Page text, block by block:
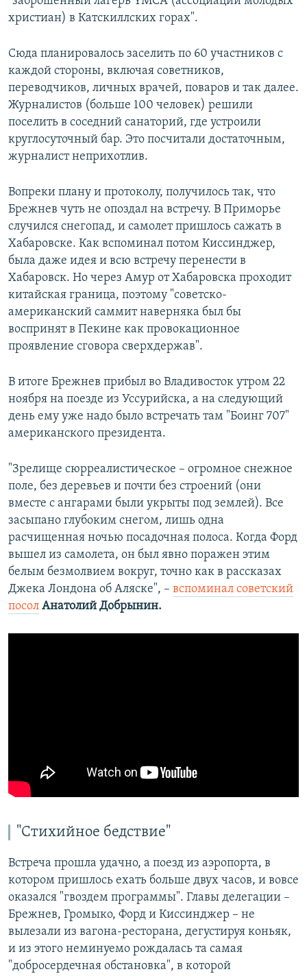
христиан) в Катскиллских горах".
Сюда планировалось заселить по 60 участников с
каждой стороны, включая советников,
переводчиков, личных врачей, поваров и так далее.
Журналистов (больше 100 человек) решили
поселить в соседний санаторий, где устроили
круглосуточный бар. Это посчитали достаточным,
журналист неприхотлив.
Вопреки плану и протоколу, получилось так, что
Брежнев чуть не опоздал на встречу. В Приморье
случился снегопад, и самолет пришлось сажать в
Хабаровске. Как вспоминал потом Киссинджер,
была даже идея и всю встречу перенести в
Хабаровск. Но через Амур от Хабаровска проходит
китайская граница, поэтому "советско-
американский саммит наверняка был бы
воспринят в Пекине как провокационное
проявление сговора сверхдержав".
В итоге Брежнев прибыл во Владивосток утром 22
ноября на поезде из Уссурийска, а на следующий
день ему уже надо было встречать там "Боинг 707"
американского президента.
"Зрелище сюрреалистическое – огромное снежное
поле, без деревьев и почти без строений (они
вместе с ангарами были укрыты под землей). Все
засыпано глубоким снегом, лишь одна
расчищенная ночью посадочная полоса. Когда Форд
вышел из самолета, он был явно поражен этим
белым безмолвием вокруг, точно как в рассказах
Джека Лондона об Аляске", – вспоминал советский
посол Анатолий Добрынин.
"Стихийное бедствие"
Встреча прошла удачно, а поезд из аэропорта, в
котором пришлось ехать больше двух часов, и вовсе
оказался "гвоздем программы". Главы делегации –
Брежнев, Громыко, Форд и Киссинджер – не
вылезали из вагона-ресторана, дегустируя коньяк,
и из этого неминуемо рождалась та самая
"добросердечная обстановка", в которой